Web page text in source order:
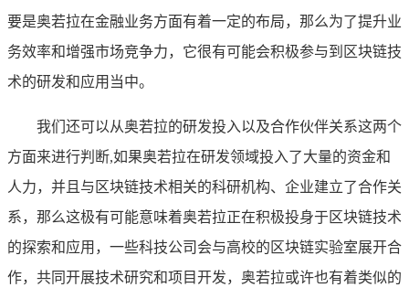
要是奥若拉在金融业务方面有着一定的布局，那么为了提升业
务效率和增强市场竞争力，它很有可能会积极参与到区块链技
术的研发和应用当中。
我们还可以从奥若拉的研发投入以及合作伙伴关系这两个
方面来进行判断,如果奥若拉在研发领域投入了大量的资金和
人力，并且与区块链技术相关的科研机构、企业建立了合作关
系，那么这极有可能意味着奥若拉正在积极投身于区块链技术
的探索和应用，一些科技公司会与高校的区块链实验室展开合
作，共同开展技术研究和项目开发，奥若拉或许也有着类似的